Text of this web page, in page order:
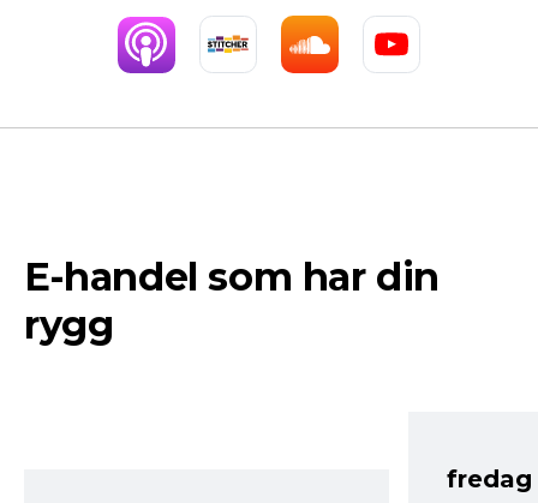
E-handel som har din
rygg
fredag